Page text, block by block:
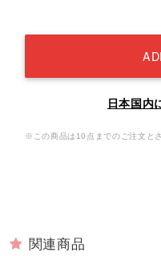
日本国内
※この商品は10点までのご注文と
関連商品